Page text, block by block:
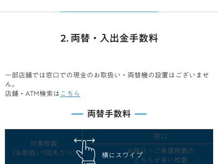
2. 両替・入出金手数料
一部店舗では窓口での現金のお取扱い・両替機の設置はございませ
ん。
店舗・ATM検索は こちら
両替手数料
対象枚数
（お取扱い1回あたり）
窓口
お持込・ご希望枚数の
どちらか多い枚数
横にスワイプ